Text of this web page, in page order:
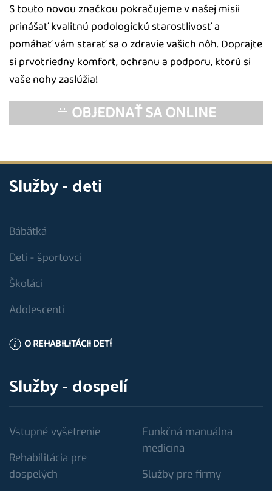
S touto novou značkou pokračujeme v našej misii
prinášať kvalitnú podologickú starostlivosť a
pomáhať vám starať sa o zdravie vašich nôh. Doprajte
si prvotriedny komfort, ochranu a podporu, ktorú si
vaše nohy zaslúžia!
OBJEDNAŤ SA ONLINE
Služby - deti
Bábätká
Deti - športovci
Školáci
Adolescenti
O REHABILITÁCII DETÍ
Služby - dospelí
Vstupné vyšetrenie
Rehabilitácia pre
dospelých
Funkčná manuálna
medicína
Služby pre firmy